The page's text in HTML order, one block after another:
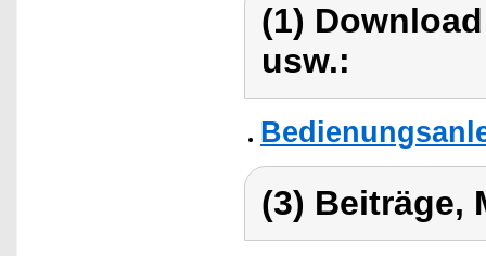
(1)
usw.:
(3) Beiträge,